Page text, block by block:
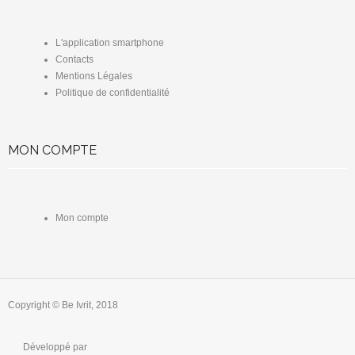
L'application smartphone
Contacts
Mentions Légales
Politique de confidentialité
MON COMPTE
Mon compte
Copyright © Be Ivrit, 2018
Développé par